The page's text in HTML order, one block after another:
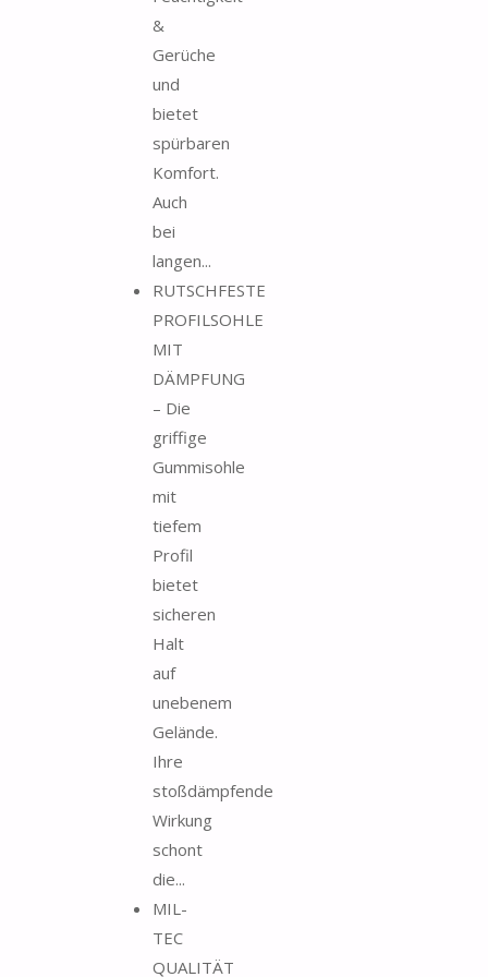
&
Gerüche
und
bietet
spürbaren
Komfort.
Auch
bei
langen...
RUTSCHFESTE
PROFILSOHLE
MIT
DÄMPFUNG
– Die
griffige
Gummisohle
mit
tiefem
Profil
bietet
sicheren
Halt
auf
unebenem
Gelände.
Ihre
stoßdämpfende
Wirkung
schont
die...
MIL-
TEC
QUALITÄT